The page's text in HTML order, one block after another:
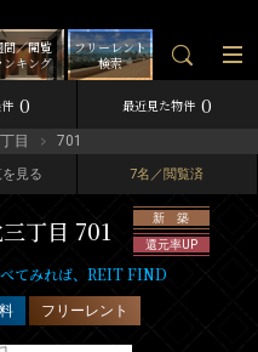
フリーレント
検索
間／閲覧
ンキング
0 最近見た物件 0
目 701
見る 7名／閲覧済
丁目 701
新 築
還元率UP
てみれば、REIT FIND
フリーレント